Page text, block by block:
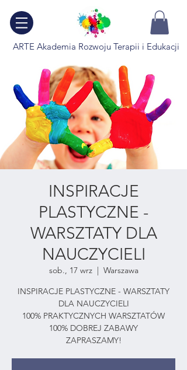
ARTE Akademia Rozwoju Terapii i Edukacji
INSPIRACJE
PLASTYCZNE -
WARSZTATY DLA
NAUCZYCIELI
sob., 17 wrz
  |
Warszawa
INSPIRACJE PLASTYCZNE - WARSZTATY
DLA NAUCZYCIELI
100% PRAKTYCZNYCH WARSZTATÓW
100% DOBREJ ZABAWY
ZAPRASZAMY!